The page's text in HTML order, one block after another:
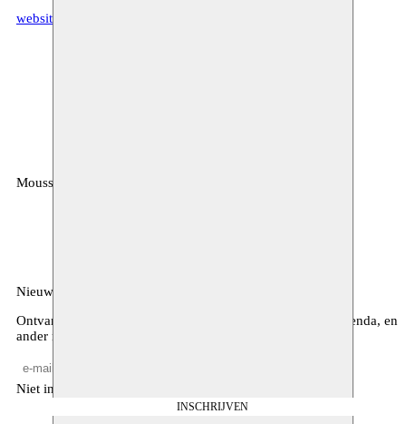
website Mena B. Lafkioui
Moussem
Nieuwsbrief
Ontvang maandelijkse updates over ons programma, de agenda, en
ander nieuws
Niet invullen
INSCHRIJVEN